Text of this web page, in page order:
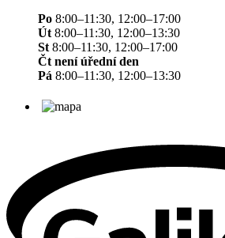
Po 8:00–11:30, 12:00–17:00
Út 8:00–11:30, 12:00–13:30
St 8:00–11:30, 12:00–17:00
Čt není úřední den
Pá 8:00–11:30, 12:00–13:30